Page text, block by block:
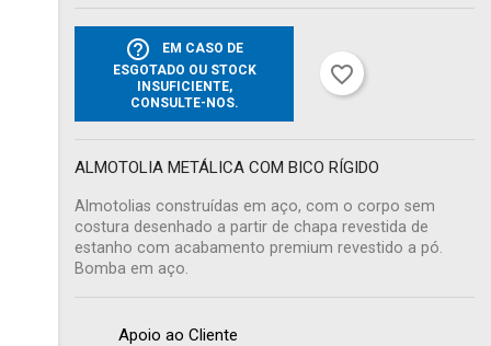
help_outline
EM CASO DE
ESGOTADO OU STOCK
INSUFICIENTE,
CONSULTE-NOS.
favorite_border
ALMOTOLIA METÁLICA COM BICO RÍGIDO
Almotolias construídas em aço, com o corpo sem
costura desenhado a partir de chapa revestida de
estanho com acabamento premium revestido a pó.
Bomba em aço.
Apoio ao Cliente